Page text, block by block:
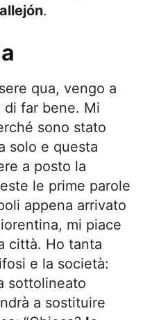
.
qua, vengo a
di far bene. Mi
sono stato
solo e questa
a posto la
le prime parole
appena arrivato
mi piace
città. Ho tanta
e la società:
sottolineato
a sostituire